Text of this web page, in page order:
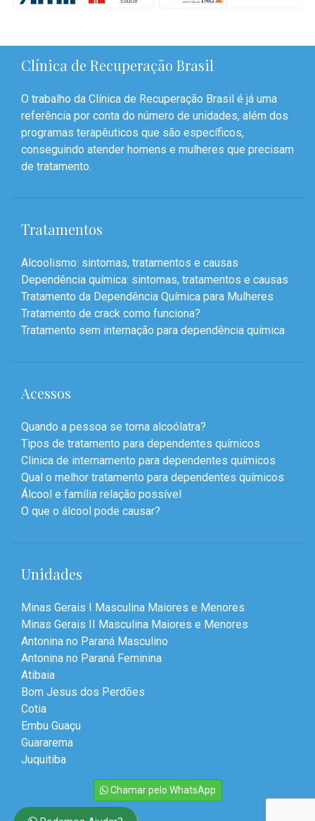
Clínica de Recuperação Brasil
O trabalho da Clínica de Recuperação Brasil é já uma
referência por conta do número de unidades, além dos
programas terapêuticos que são específicos,
conseguindo atender homens e mulheres que precisam
de tratamento.
Tratamentos
Alcoolismo: sintomas, tratamentos e causas
Dependência química: sintomas, tratamentos e causas
Tratamento da Dependência Química para Mulheres
Tratamento de crack como funciona?
Tratamento sem internação para dependência química
Acessos
Quando a pessoa se torna alcoólatra?
Tipos de tratamento para dependentes químicos
Clinica de internamento para dependentes químicos
Qual o melhor tratamento para dependentes químicos
Álcool e família relação possível
O que o álcool pode causar?
Unidades
Minas Gerais I Masculina Maiores e Menores
Minas Gerais II Masculina Maiores e Menores
Antonina no Paraná Masculino
Antonina no Paraná Feminina
Atibaia
Bom Jesus dos Perdões
Cotia
Embu Guaçu
Guararema
Juquitiba
Chamar pelo WhatsApp